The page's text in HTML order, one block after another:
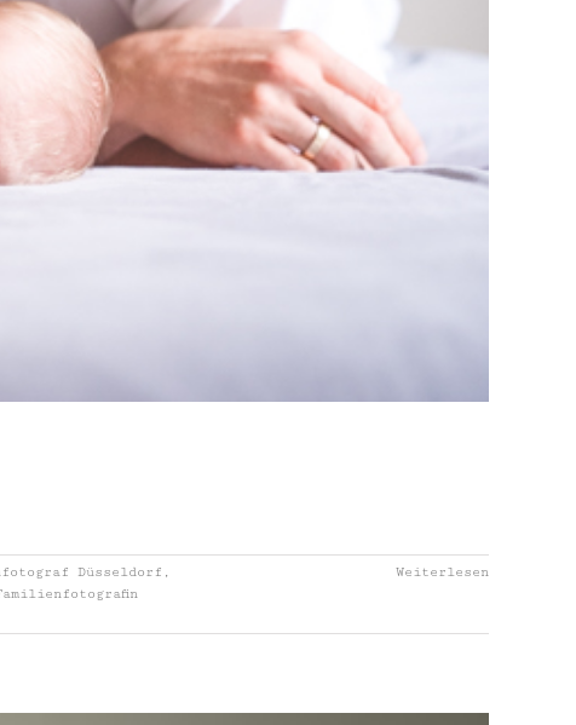
Düsseldorf ,
Weiterlesen